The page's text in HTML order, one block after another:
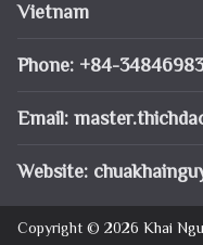
Vietnam
Phone: +84-
Email:
Website:
Copyright © 2026 Khai